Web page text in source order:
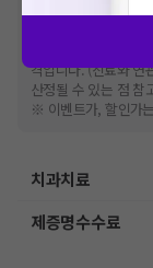
※비급여 항목의 경
한 가격은 해당 의료
격입니다. (진료와 연
산정될 수 있는 점 참
※ 이벤트가, 할인가
치과치료
제증명수수료